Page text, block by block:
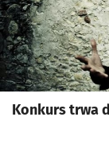
Konkurs trwa